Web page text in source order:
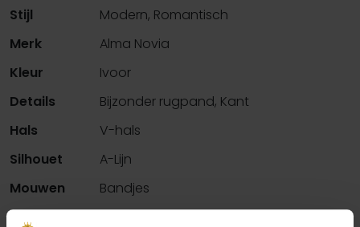
Stijl
Modern, Romantisch
Merk
Alma Novia
Kleur
Ivoor
Details
Bijzonder rugpand, Kant
Hals
V-hals
Silhouet
A-Lijn
Mouwen
Bandjes